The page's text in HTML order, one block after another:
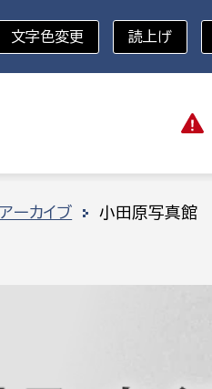
防災・ハザードマップ
分野を選択
文字色変更 読上げ
ーカイブ 小田原写真館